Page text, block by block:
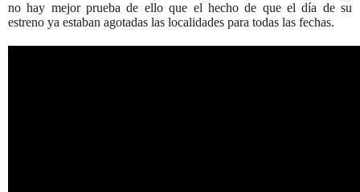
no hay mejor prueba de ello que el hecho de que el día de su
estreno ya estaban agotadas las localidades para todas las fechas.